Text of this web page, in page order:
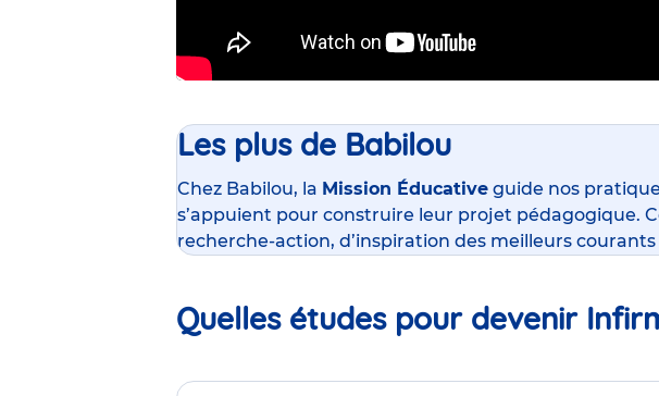
Les plus de Babilou
Chez Babilou, la Mission Éducative guide nos
s’appuient pour construire leur projet pédagogique.
recherche-action, d’inspiration des meilleurs
Quelles études pour devenir